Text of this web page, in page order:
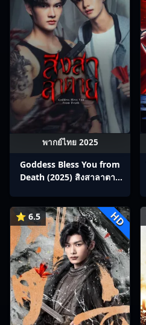
พากย์ไทย 2025
Goddess Bless You from
Death (2025) สิงสาลาตาย
⭐ 6.5 HD